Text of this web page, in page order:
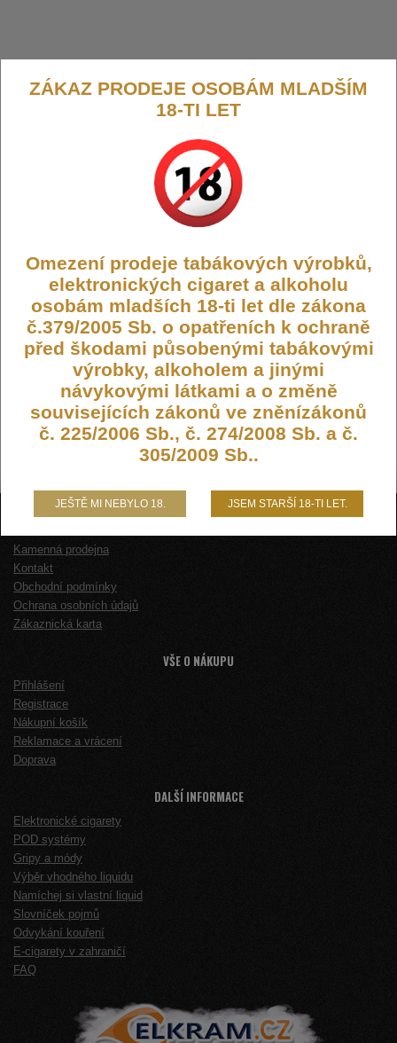
Kamenná prodejna
Kontakt
Obchodní podmínky
Ochrana osobních údajů
Zákaznická karta
VŠE O NÁKUPU
Přihlášení
Registrace
Nákupní košík
Reklamace a vrácení
Doprava
DALŠÍ INFORMACE
Elektronické cigarety
POD systémy
Gripy a módy
Výběr vhodného liquidu
Namíchej si vlastní liquid
Slovníček pojmů
Odvykání kouření
E-cigarety v zahraničí
FAQ
ZÁKAZ PRODEJE OSOBÁM MLADŠÍM
18-TI LET
Omezení prodeje tabákových výrobků,
elektronických cigaret a alkoholu
osobám mladších 18-ti let dle zákona
č.379/2005 Sb. o opatřeních k ochraně
před škodami působenými tabákovými
výrobky, alkoholem a jinými
návykovými látkami a o změně
souvisejících zákonů ve zněnízákonů
č. 225/2006 Sb., č. 274/2008 Sb. a č.
305/2009 Sb..
JEŠTĚ MI NEBYLO 18. JSEM STARŠÍ 18-TI LET.